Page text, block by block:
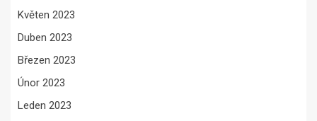
Květen 2023
Duben 2023
Březen 2023
Únor 2023
Leden 2023